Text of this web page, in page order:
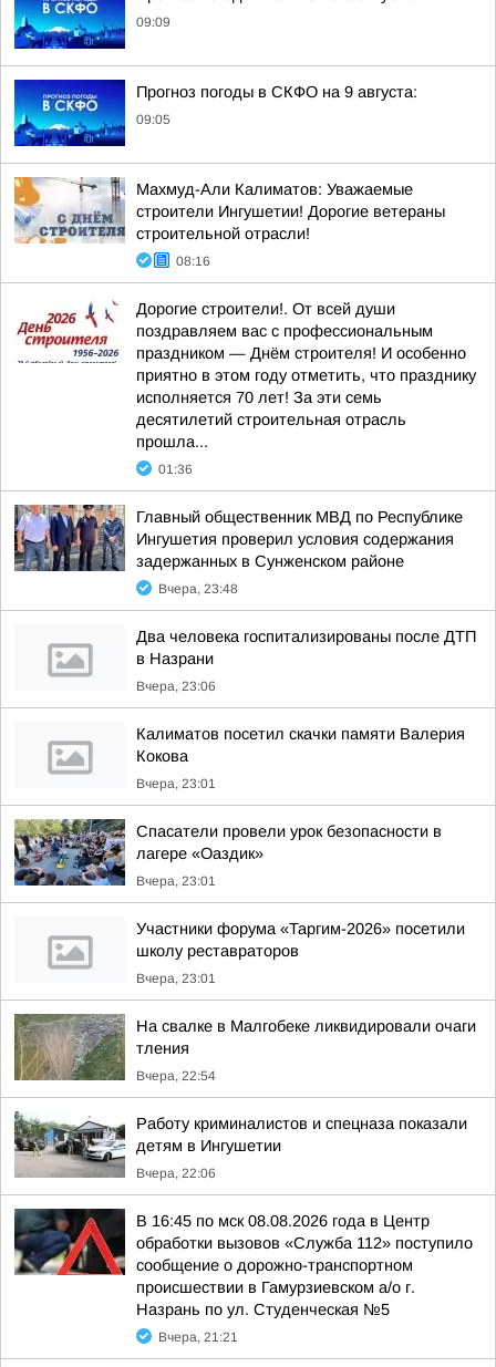
09:09
Прогноз погоды в СКФО на 9 августа:
09:05
Махмуд-Али Калиматов: Уважаемые
строители Ингушетии! Дорогие ветераны
строительной отрасли!
08:16
Дорогие строители!. От всей души
поздравляем вас с профессиональным
праздником — Днём строителя! И особенно
приятно в этом году отметить, что празднику
исполняется 70 лет! За эти семь
десятилетий строительная отрасль
прошла...
01:36
Главный общественник МВД по Республике
Ингушетия проверил условия содержания
задержанных в Сунженском районе
Вчера, 23:48
Два человека госпитализированы после ДТП
в Назрани
Вчера, 23:06
Калиматов посетил скачки памяти Валерия
Кокова
Вчера, 23:01
Спасатели провели урок безопасности в
лагере «Оаздик»
Вчера, 23:01
Участники форума «Таргим-2026» посетили
школу реставраторов
Вчера, 23:01
На свалке в Малгобеке ликвидировали очаги
тления
Вчера, 22:54
Работу криминалистов и спецназа показали
детям в Ингушетии
Вчера, 22:06
В 16:45 по мск 08.08.2026 года в Центр
обработки вызовов «Служба 112» поступило
сообщение о дорожно-транспортном
происшествии в Гамурзиевском а/о г.
Назрань по ул. Студенческая №5
Вчера, 21:21